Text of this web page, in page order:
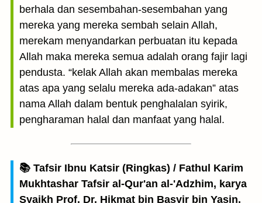
berhala dan sesembahan-sesembahan yang
mereka yang mereka sembah selain Allah,
merekam menyandarkan perbuatan itu kepada
Allah maka mereka semua adalah orang fajir lagi
pendusta. “kelak Allah akan membalas mereka
atas apa yang selalu mereka ada-adakan” atas
nama Allah dalam bentuk penghalalan syirik,
pengharaman halal dan manfaat yang halal.
📚 Tafsir Ibnu Katsir (Ringkas) / Fathul Karim
Mukhtashar Tafsir al-Qur'an al-'Adzhim, karya
Syaikh Prof. Dr. Hikmat bin Basyir bin Yasin,